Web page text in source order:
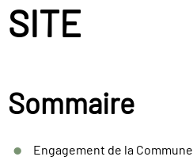
SITE
Sommaire
Engagement de la Commune